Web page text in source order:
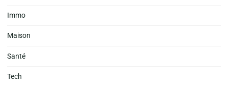
Immo
Maison
Santé
Tech